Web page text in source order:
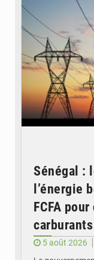
Sénégal :
l’énergie
FCFA
5 août 2026